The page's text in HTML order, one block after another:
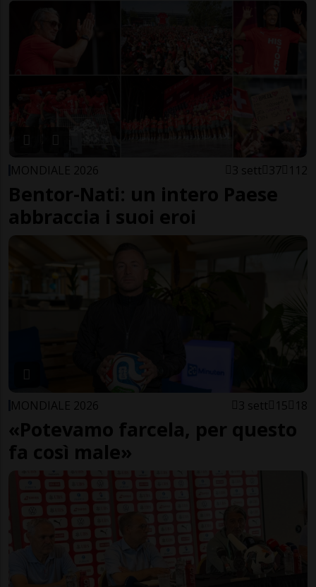
MONDIALE 2026 3 sett 37 112
Bentor-Nati: un intero Paese
abbraccia i suoi eroi
MONDIALE 2026 3 sett 15 18
«Potevamo farcela, per questo
fa così male»